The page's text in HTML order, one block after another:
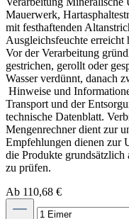
Mauerwerk,
mit festhaftenden
Ausgleichs­feuchte erreicht
Vor der Verarbeitung
gestrichen, gerollt oder
Wasser verdünnt, danach
Hinweise und
Transport und der
technische Datenblatt.
Mengenrechner dient zur
Empfehlungen dienen zur
die Produkte
zu prüfen.
Ab 110,68 €